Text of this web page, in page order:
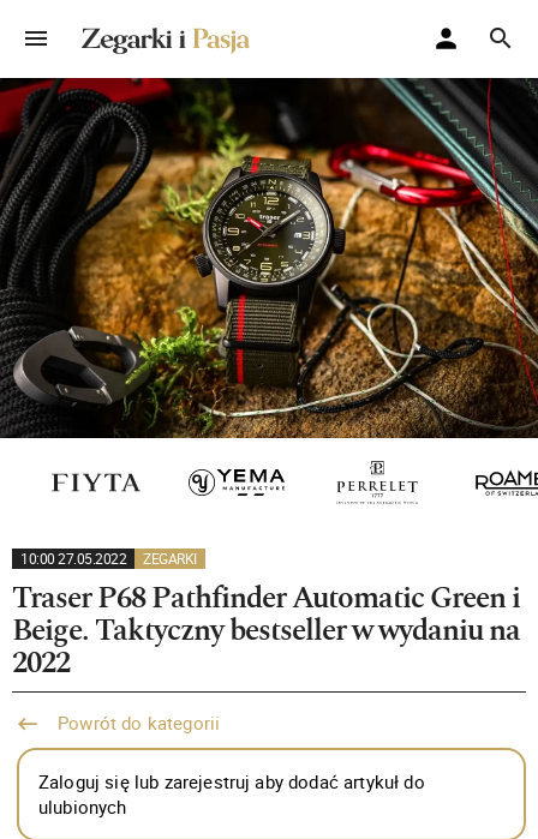
10:00 27.05.2022 ZEGARKI
Traser P68 Pathfinder Automatic Green i
Beige. Taktyczny bestseller w wydaniu na
2022
Powrót do kategorii
Zaloguj się lub zarejestruj aby dodać artykuł do
ulubionych